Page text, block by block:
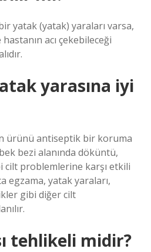
yatak (yatak) yaraları varsa,
acı çekebileceği
yarasına iyi
ürünü antiseptik bir koruma
bezi alanında döküntü,
cilt problemlerine karşı etkili
egzama, yatak yaraları,
gibi diğer cilt
tehlikeli midir?